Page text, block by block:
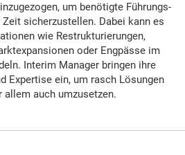
um benötigte Führungs-
sicherzustellen. Dabei kann es
wie Restrukturierungen,
oder Engpässe im
Interim Manager bringen ihre
Expertise ein, um rasch Lösungen
auch umzusetzen.